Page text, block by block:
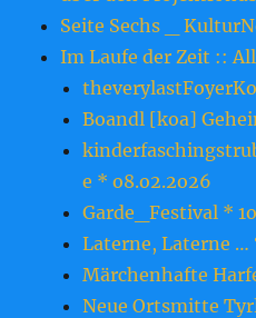
Seite Sechs _
Im Laufe der Zeit ::
Boandl [koa]
e * o8.o2.2o26
Garde_Festival *
Laterne, Laterne …
Märchenhafte
Neue Ortsmitte